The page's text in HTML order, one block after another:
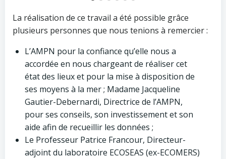
La réalisation de ce travail a été possible grâce
plusieurs personnes que nous tenions à remercier :
L’AMPN pour la confiance qu’elle nous a
accordée en nous chargeant de réaliser cet
état des lieux et pour la mise à disposition de
ses moyens à la mer ; Madame Jacqueline
Gautier-Debernardi, Directrice de l’AMPN,
pour ses conseils, son investissement et son
aide afin de recueillir les données ;
Le Professeur Patrice Francour, Directeur-
adjoint du laboratoire ECOSEAS (ex-ECOMERS)